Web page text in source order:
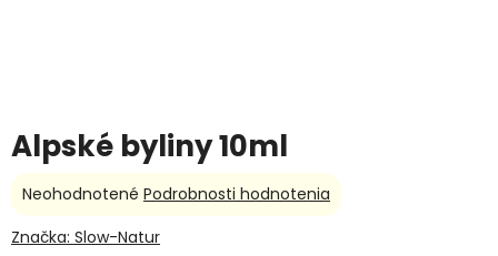
Alpské byliny 10ml
Priemerné
produktu
Neohodnotené Podrobnosti hodnotenia
Značka: Slow-Natur